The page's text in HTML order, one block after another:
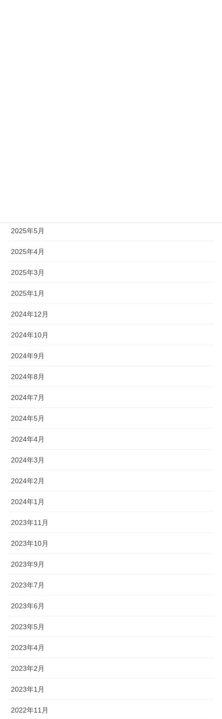
2025年5月
2025年4月
2025年3月
2025年1月
2024年12月
2024年10月
2024年9月
2024年8月
2024年7月
2024年5月
2024年4月
2024年3月
2024年2月
2024年1月
2023年11月
2023年10月
2023年9月
2023年7月
2023年6月
2023年5月
2023年4月
2023年2月
2023年1月
2022年11月